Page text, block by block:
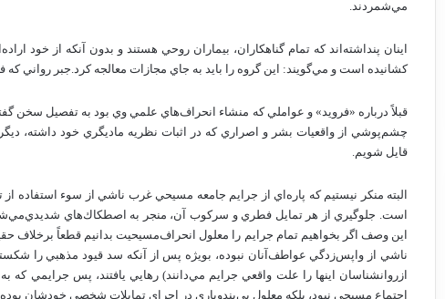
مي‌شمردند.
اينان‌ پنداشته‌اند كه‌ تمام‌ گناهكاران‌، بيماران‌ روحي‌ هستند و بدون‌ آنكه‌ از خود
كشانيده‌ است‌ و مي‌گويند: اين‌ گروه‌ را بايد به‌ جاي‌ مجازات‌ معالجه‌ كرد.جبر رواني‌ كه‌
قبلاً درباره‌ «فرويد» و عواملي‌ كه‌ منشاء انحراف‌هاي‌ علمي‌ وي‌ بود به‌ تفصيل‌ سخن‌
چشم‌پوشي‌ از واقعيات‌ بشر و اصراري‌ كه‌ در اثبات‌ نظريه‌ ماديگري‌ خود داشته‌،
قايل‌ شويم‌.
البته‌ منكر نيستيم‌ كه‌ پاره‌اي‌ از جرايم‌ جامعه‌ مسيحي‌ غرب‌ ناشي‌ از سوء استفاده‌
است‌. جلوگيري‌ از هر تمايل‌ فطري‌ و سركوب‌ آن‌، منجر به‌ اصطكاك‌هاي‌ شديدي‌مي‌شود
اين‌ وصف‌ اگر بخواهيم‌ تمام‌ جرايم‌ را معلول‌ انحراف‌مسيحيت‌ بدانيم‌ قطعاً برخلاف‌
ناشي‌ از واپس‌زدگي‌ عواطف‌آنان‌ نبوده‌، بويژه‌ پس‌ از آنكه‌ سد قيود مذهبي‌ را
ازروانشناسان‌ اينها را علت‌ واقعي‌ جرايم‌ مي‌دانند) رهايي‌ يافتند، پس‌ جرايمي‌ كه‌
اجتماع‌ مسيحي‌ نبود، بلكه‌ معلول‌ بي‌بندوباري‌ در اجراي‌ تمايلات‌ شخصي‌ خودشان‌